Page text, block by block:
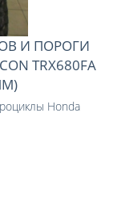
И ПОРОГИ
TRX680FA
Honda